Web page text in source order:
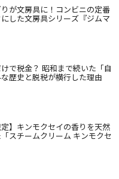
が文房具に！コンビニの定番
した文房具シリーズ『ジムマ
で税金？ 昭和まで続いた「自
歴史と脱税が横行した理由
定】キンモクセイの香りを天然
スチームクリーム キンモクセ